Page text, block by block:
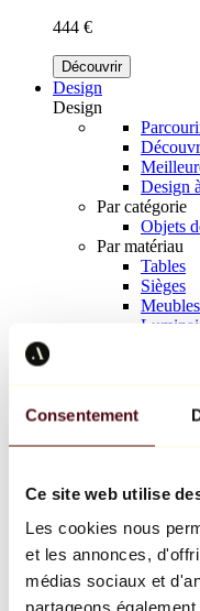
Consentement
Ce site web utilise
Les cookies nous
et les annonces,
médias sociaux et
partageons
444 €
Découvrir
Design
Design
Design
Par catégorie
Objets
Par matériau
Tables
Sièges
Meubles
Keith
Jeff
Jean-
Tous
Œuvre de la semaine